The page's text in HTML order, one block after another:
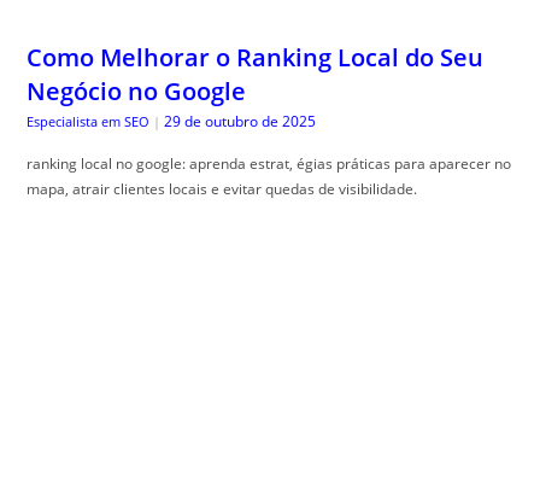
Como Melhorar o Ranking Local do Seu
Negócio no Google
Especialista em SEO | 29 de outubro de 2025
ranking local no google: aprenda estrat, égias práticas para aparecer no
mapa, atrair clientes locais e evitar quedas de visibilidade.